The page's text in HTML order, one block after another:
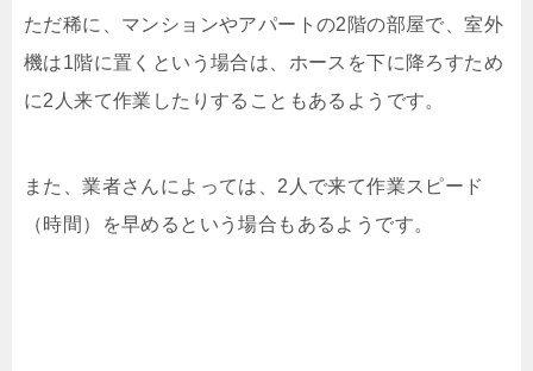
ただ稀に、マンションやアパートの2階の部屋で、室外
機は1階に置くという場合は、ホースを下に降ろすため
に2人来て作業したりすることもあるようです。
また、業者さんによっては、2人で来て作業スピード
（時間）を早めるという場合もあるようです。